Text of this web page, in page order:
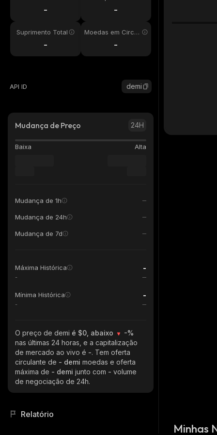
- -
Suprimento Total
-
Moedas em Circul
-
API ID demi
Mudança de Preço 24H
Baixa Alta
Mudança de 1h
Mudança de 24h
Mudança de 7d
Máxima Histórica -
-
Mínima Histórica -
-
O preço de demi é $0, abaixo
-%
nas últimas 24 horas, e a capitalização
de mercado ao vivo é -. Tem oferta
circulante de - demi moedas e oferta
máxima de - demi junto com - volume
de negociação de 24h.
Relatório
Minhas